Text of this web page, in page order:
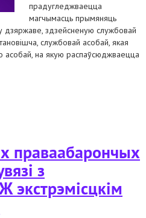
прадугледжваецца
магчымасць прымяняць
дзяржаве, здзейсненую службовай
службовай асобай, якая
асобай, на якую распаўсюджваецца
пратэст супраць чарговага пашырэння
пакарання ў беларусі
праваабарончых
з